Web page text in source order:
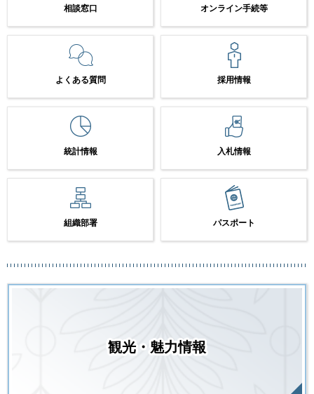
相談窓口 オンライン手続等
よくある質問 採用情報
統計情報 入札情報
組織部署 パスポート
観光・魅力情報